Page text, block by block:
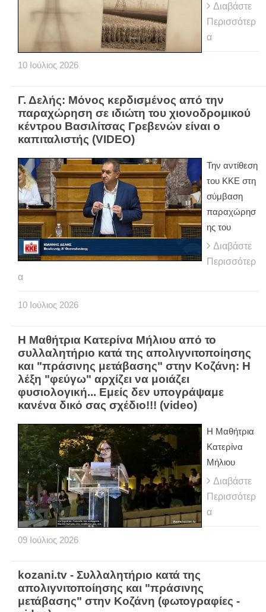
Διαβάστε
Περισσότερ
α
10 Ιούλιος 2026
Γ. Δελής: Μόνος κερδισμένος από την
παραχώρηση σε ιδιώτη του χιονοδρομικού
κέντρου Βασιλίτσας Γρεβενών είναι ο
καπιταλιστής (VIDEO)
Την αντίθεση
του ΚΚΕ στη
σύμβαση
παραχώρησ
ης του
Διαβάστε
Περισσότερ
α
10 Ιούλιος 2026
H Μαθήτρια Κατερίνα Μήλιου από το
συλλαλητήριο κατά της απολιγνιτοποίησης
και "πράσινης μετάβασης" στην Κοζάνη: Η
λέξη "φεύγω" αρχίζει να μοιάζει
φυσιολογική... Εμείς δεν υπογράψαμε
κανένα δικό σας σχέδιο!!! (video)
H Μαθήτρια
Κατερίνα
Μήλιου
Διαβάστε
Περισσότερ
α
09 Ιούλιος 2026
kozani.tv - Συλλαλητήριο κατά της
απολιγνιτοποίησης και "πράσινης
μετάβασης" στην Κοζάνη (φωτογραφίες -